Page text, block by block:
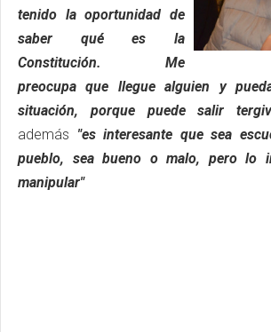
tenido la oportunidad de
saber qué es la
Constitución. Me
preocupa que llegue alguien y
situación, porque puede salir
además "es interesante que sea
pueblo, sea bueno o malo, pero lo
manipular"